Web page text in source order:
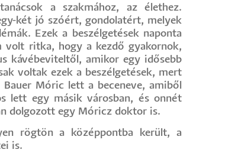
a szakmához, az élethez.
két jó szóért, gondolatért, melyek
Ezek a beszélgetések naponta
volt ritka, hogy a kezdő gyakornok,
kávébeviteltől, amikor egy idősebb
voltak ezek a beszélgetések, mert
Móric lett a beceneve, amiből
lett egy másik városban, és onnét
dolgozott egy Móricz doktor is.
rögtön a középpontba került, a
is.